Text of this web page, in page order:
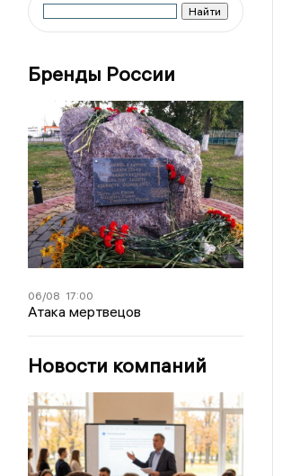
Бренды России
06/08 17:00
Атака мертвецов
Новости компаний